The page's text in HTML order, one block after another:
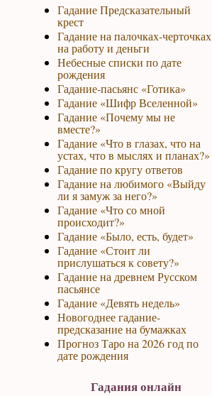
Гадание Предсказательный
крест
Гадание на палочках-черточках
на работу и деньги
Небесные списки по дате
рождения
Гадание-пасьянс «Готика»
Гадание «Шифр Вселенной»
Гадание «Почему мы не
вместе?»
Гадание «Что в глазах, что на
устах, что в мыслях и планах?»
Гадание по кругу ответов
Гадание на любимого «Выйду
ли я замуж за него?»
Гадание «Что со мной
происходит?»
Гадание «Было, есть, будет»
Гадание «Стоит ли
прислушаться к совету?»
Гадание на древнем Русском
пасьянсе
Гадание «Девять недель»
Новогоднее гадание-
предсказание на бумажках
Прогноз Таро на 2026 год по
дате рождения
Гадания онлайн